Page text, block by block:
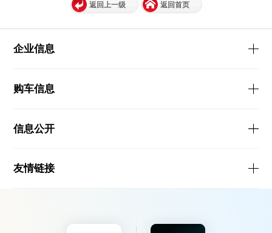
返回上一级 返回首页
企业信息
购车信息
信息公开
友情链接